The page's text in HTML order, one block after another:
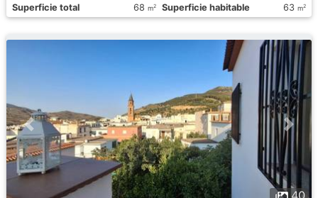
Superficie total 68 m2 Superficie habitable 63 m2